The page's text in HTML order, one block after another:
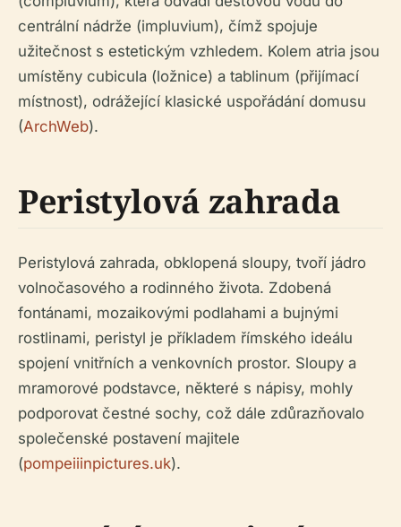
centrální nádrže (impluvium), čímž spojuje
užitečnost s estetickým vzhledem. Kolem atria jsou
umístěny cubicula (ložnice) a tablinum (přijímací
místnost), odrážející klasické uspořádání domusu
(ArchWeb).
Peristylová zahrada
Peristylová zahrada, obklopená sloupy, tvoří jádro
volnočasového a rodinného života. Zdobená
fontánami, mozaikovými podlahami a bujnými
rostlinami, peristyl je příkladem římského ideálu
spojení vnitřních a venkovních prostor. Sloupy a
mramorové podstavce, některé s nápisy, mohly
podporovat čestné sochy, což dále zdůrazňovalo
společenské postavení majitele
(pompeiiinpictures.uk).